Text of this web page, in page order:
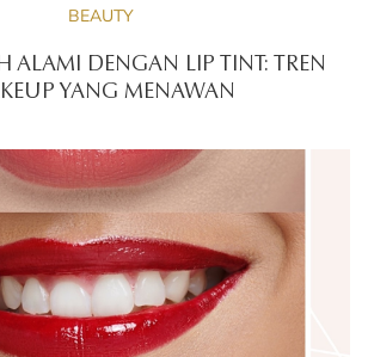
BEAUTY
ALAMI DENGAN LIP TINT: TREN
YANG MENAWAN